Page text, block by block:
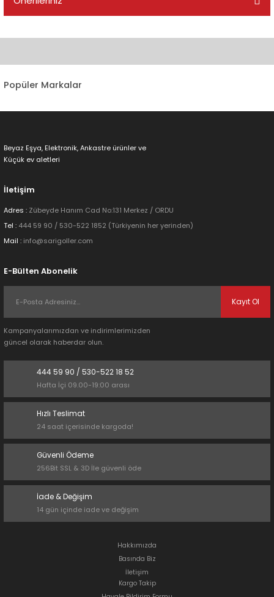
Görüş ve önerileriniz için teşekkür ederiz.
Ürün fiyatı diğer sitelerden daha pahalı.
Popüler Markalar
Beyaz Eşya, Elektronik, Ankastre ürünler ve
Küçük ev aletleri
İletişim
Adres : Zübeyde Hanım Cad No:131 Merkez / ORDU
Tel : 444 59 90 / 530-522 1852 (Türkiyenin her yerinden)
Mail : info@sarigoller.com
E-Bülten Abonelik
Kayıt Ol
Kampanyalarımızdan ve indirimlerimizden
güncel olarak haberdar olun.
444 59 90 / 530-522 18 52
Hafta İçi 09.00-19:00 arası
Hızlı Teslimat
24 saat içerisinde kargoda!
Güvenli Ödeme
256Bit SSL & 3D İle güvenli öde
İade & Değişim
14 gün içinde iade ve değişim
Hakkımızda
Basında Biz
İletişim
Kargo Takip